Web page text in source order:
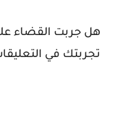
هل جربت القضاء
تجربتك في